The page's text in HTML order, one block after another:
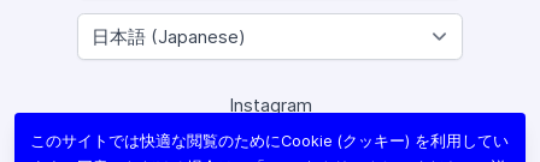
Instagram
Facebook
このサイトでは快適な閲覧のためにCookie (クッキー) を利用してい